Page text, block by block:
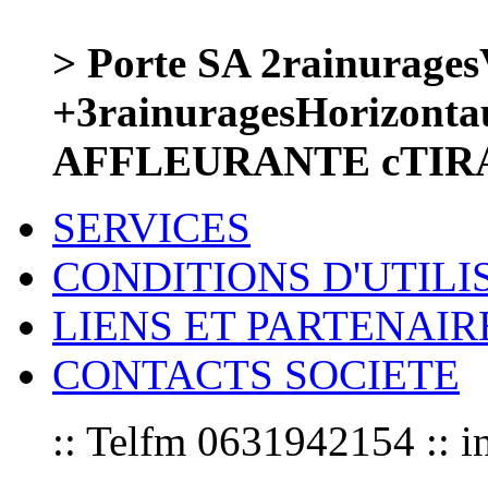
> Porte SA
AFFLEURANTE
SERVICES
CONDITIONS
LIENS ET
CONTACTS SOCIETE
:: Telfm 0631942154 ::